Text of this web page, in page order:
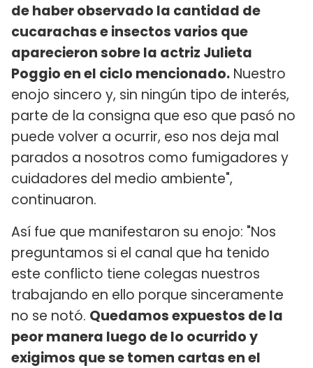
de haber observado la cantidad de
cucarachas e insectos varios que
aparecieron sobre la actriz Julieta
Poggio en el ciclo mencionado. Nuestro
enojo sincero y, sin ningún tipo de interés,
parte de la consigna que eso que pasó no
puede volver a ocurrir, eso nos deja mal
parados a nosotros como fumigadores y
cuidadores del medio ambiente",
continuaron.
Así fue que manifestaron su enojo: "Nos
preguntamos si el canal que ha tenido
este conflicto tiene colegas nuestros
trabajando en ello porque sinceramente
no se notó. Quedamos expuestos de la
peor manera luego de lo ocurrido y
exigimos que se tomen cartas en el